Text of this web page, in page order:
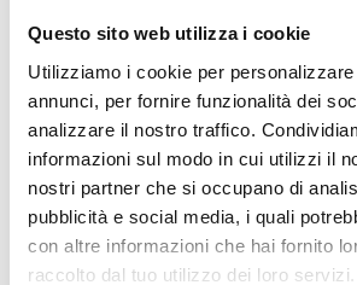
Questo sito web utilizza i cookie
Utilizziamo i cookie per
annunci, per fornire funzionalità dei
analizzare il nostro traffico.
informazioni sul modo in cui utilizzi il
nostri partner che si occupano di
pubblicità e social media, i quali
con altre informazioni che hai fornito
raccolto dal tuo utilizzo dei loro servizi.